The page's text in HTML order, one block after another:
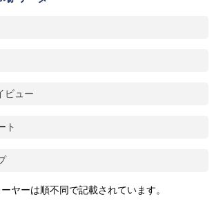
ビュー
ト
ヤーは順不同で記載されています。